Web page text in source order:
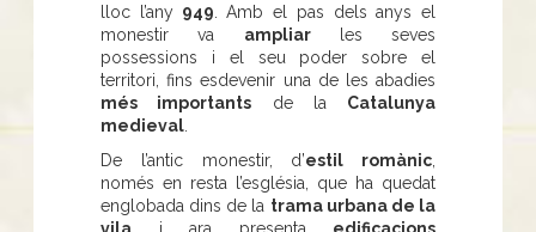
lloc l’any949 . Amb el pas dels anys el
monestir va ampliarles seves
possessions i el seu poder sobre el
territori, fins esdevenir una de les abadies
més importants de la Catalunya
medieval
De l’antic monestir, d’estil romànic
només en resta l’església, que ha quedat
englobada dins de la trama urbana de la
vila i ara presenta edificacions